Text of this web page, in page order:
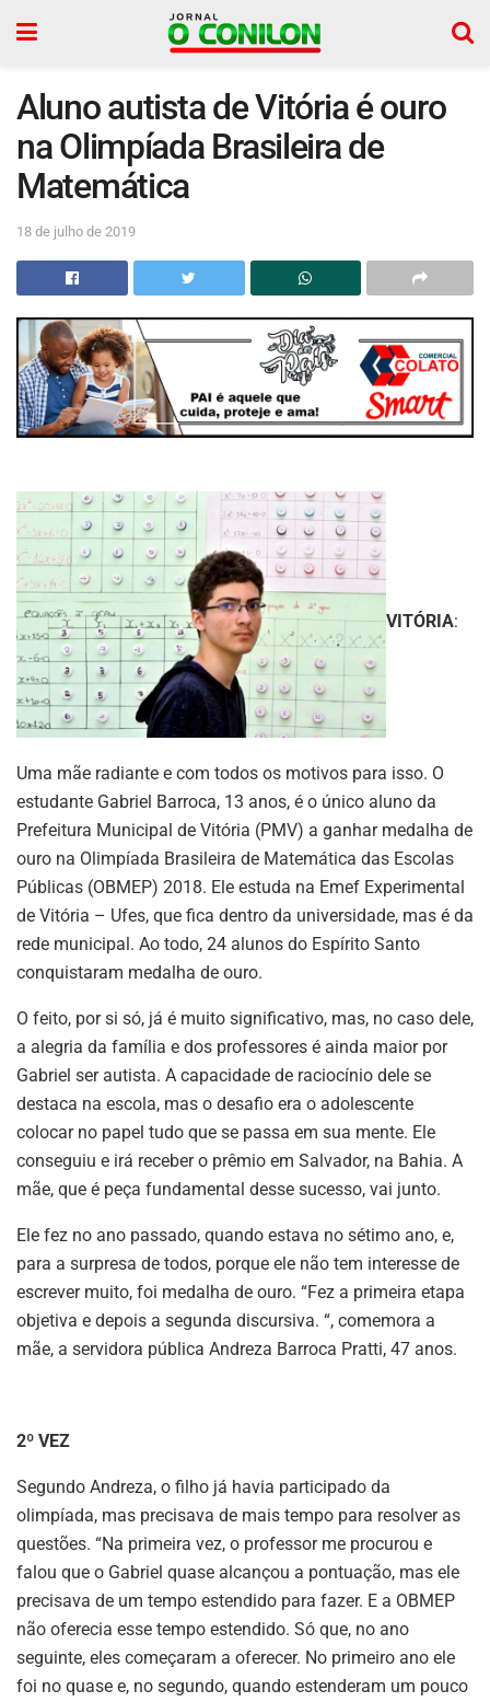
Aluno autista de Vitória é ouro
na Olimpíada Brasileira de
Matemática
18 de julho de 2019
VITÓRIA:
Uma mãe radiante e com todos os motivos para isso. O
estudante Gabriel Barroca, 13 anos, é o único aluno da
Prefeitura Municipal de Vitória (PMV) a ganhar medalha de
ouro na Olimpíada Brasileira de Matemática das Escolas
Públicas (OBMEP) 2018. Ele estuda na Emef Experimental
de Vitória – Ufes, que fica dentro da universidade, mas é da
rede municipal. Ao todo, 24 alunos do Espírito Santo
conquistaram medalha de ouro.
O feito, por si só, já é muito significativo, mas, no caso dele,
a alegria da família e dos professores é ainda maior por
Gabriel ser autista. A capacidade de raciocínio dele se
destaca na escola, mas o desafio era o adolescente
colocar no papel tudo que se passa em sua mente. Ele
conseguiu e irá receber o prêmio em Salvador, na Bahia. A
mãe, que é peça fundamental desse sucesso, vai junto.
Ele fez no ano passado, quando estava no sétimo ano, e,
para a surpresa de todos, porque ele não tem interesse de
escrever muito, foi medalha de ouro. “Fez a primeira etapa
objetiva e depois a segunda discursiva. “, comemora a
mãe, a servidora pública Andreza Barroca Pratti, 47 anos.
2º VEZ
Segundo Andreza, o filho já havia participado da
olimpíada, mas precisava de mais tempo para resolver as
questões. “Na primeira vez, o professor me procurou e
falou que o Gabriel quase alcançou a pontuação, mas ele
precisava de um tempo estendido para fazer. E a OBMEP
não oferecia esse tempo estendido. Só que, no ano
seguinte, eles começaram a oferecer. No primeiro ano ele
foi no quase e, no segundo, quando estenderam um pouco